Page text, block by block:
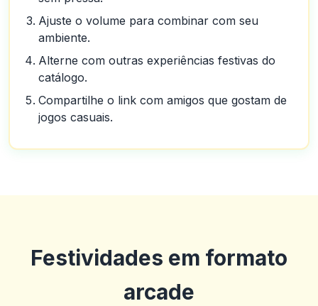
Ajuste o volume para combinar com seu
ambiente.
Alterne com outras experiências festivas do
catálogo.
Compartilhe o link com amigos que gostam de
jogos casuais.
Festividades em formato
arcade